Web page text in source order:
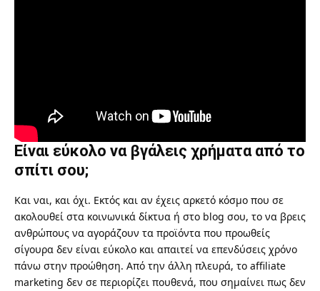
Είναι εύκολο να βγάλεις χρήματα από το
σπίτι σου;
Και ναι, και όχι. Εκτός και αν έχεις αρκετό κόσμο που σε
ακολουθεί στα κοινωνικά δίκτυα ή στο blog σου, το να βρεις
ανθρώπους να αγοράζουν τα προϊόντα που προωθείς
σίγουρα δεν είναι εύκολο και απαιτεί να επενδύσεις χρόνο
πάνω στην προώθηση. Από την άλλη πλευρά, το affiliate
marketing δεν σε περιορίζει πουθενά, που σημαίνει πως δεν